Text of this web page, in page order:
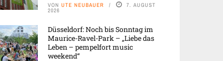
VON UTE NEUBAUER 7. AUGUST
2026
Düsseldorf: Noch bis Sonntag im
Maurice-Ravel-Park – „Liebe das
Leben – pempelfort music
weekend“